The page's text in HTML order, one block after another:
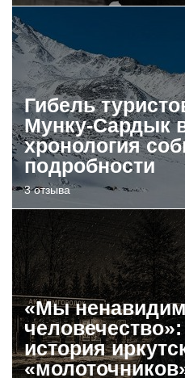
Гибель
Мунку-Сардык
хронология
подробности
3 отзыва
«Мы
история